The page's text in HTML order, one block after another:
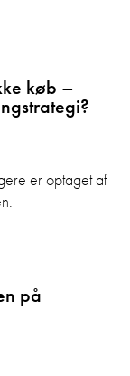
køb –
er optaget af
på